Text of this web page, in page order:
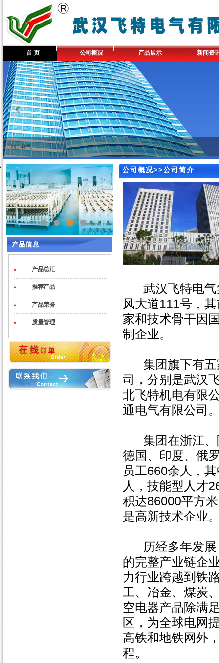
首 页 公司概况 产品展示 新闻资
飞特电气
◆ 产品总汇
◆ 推荐产品
◆ 产品荣誉
◆ 质量管理
公司概况>>公司简介
武汉飞特电
风大道111号，
家和技术骨干因
制企业。
集团旗下有五
司，分别是武汉
北飞特机电有限
通电气有限公司
集团在浙江、
德国、印度、俄
员工660余人，
人，技能型人才
积达86000平方
是高新技术企业
历经多年发展
的完整产业链企
力行业跨越到铁
工、冶金、煤炭
空电器产品除满
区，为全球电网
高铁和地铁网外
程。